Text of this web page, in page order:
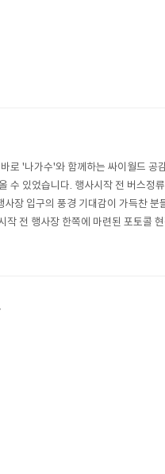
로 '나가수'와 함께하는 싸이월드 공
수 있었습니다. 행사시작 전 버스정
장 입구의 풍경 기대감이 가득찬 분
전 행사장 한쪽에 마련된 포토콜
이어 자..